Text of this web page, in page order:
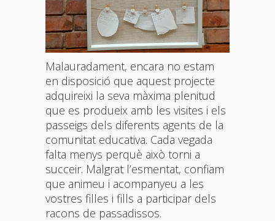
Malauradament, encara no estam
en disposició que aquest projecte
adquireixi la seva màxima plenitud
que es produeix amb les visites i els
passeigs dels diferents agents de la
comunitat educativa. Cada vegada
falta menys perquè això torni a
succeir. Malgrat l’esmentat, confiam
que animeu i acompanyeu a les
vostres filles i fills a participar dels
racons de passadissos.